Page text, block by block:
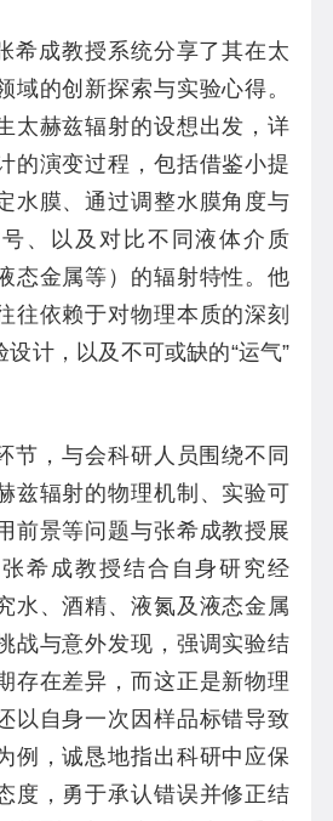
希成教授系统分享了其在太
域的创新探索与实验心得。
太赫兹辐射的设想出发，详
的演变过程，包括借鉴小提
水膜、通过调整水膜角度与
、以及对比不同液体介质
态金属等）的辐射特性。他
往依赖于对物理本质的深刻
计，以及不可或缺的“运气”
节，与会科研人员围绕不同
兹辐射的物理机制、实验可
前景等问题与张希成教授展
希成教授结合自身研究经
水、酒精、液氮及液态金属
战与意外发现，强调实验结
存在差异，而这正是新物理
以自身一次因样品标错导致
例，诚恳地指出科研中应保
度，勇于承认错误并修正结